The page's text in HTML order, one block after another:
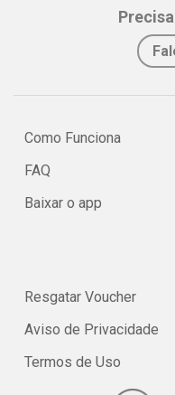
Como Funciona
FAQ
Baixar o app
Resgatar Voucher
Aviso de Privacidade
Termos de Uso